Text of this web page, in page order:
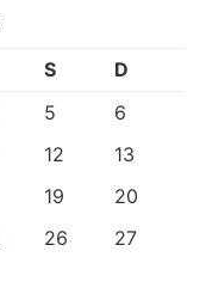
S
D
5
6
12
13
19
20
26
27